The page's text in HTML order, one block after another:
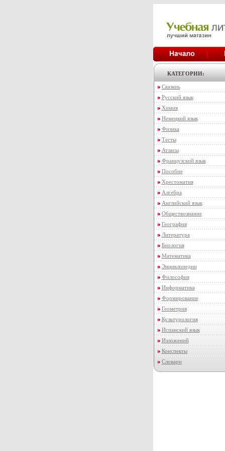
КАТЕГОРИИ:
Сказкиь
Русский язык
Химия
Немецкий язык
Физика
Тесты
Атласы
Французский язык
Пособие
Хрестоматия
Алгебра
Английский язык
Обществознание
География
Литература
Биология
Математика
Энциклопедии
Философия
Информатика
Формирование
Геометрия
Культурология
Испанский язык
Изложений
Конспекты
Словари